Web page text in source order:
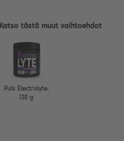
Katso tästä muut vaihtoehdot
Puls Electrolyte,
120 g